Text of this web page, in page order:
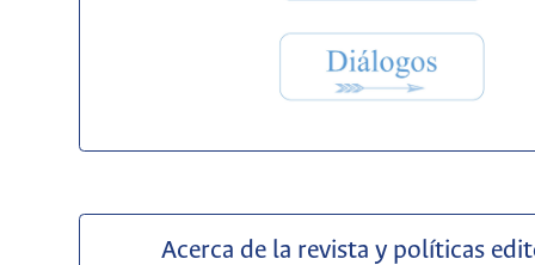
Acerca de la revista y políticas